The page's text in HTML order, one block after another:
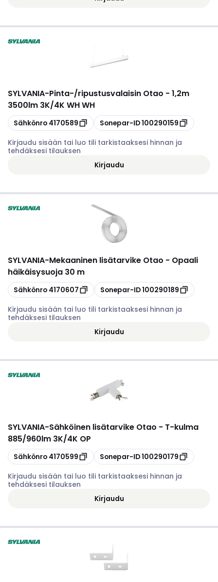
SYLVANIA-Pinta-/ripustusvalaisin Otao - 1,2m
3500lm 3K/4K WH WH
Kopioi
Sähkönro 4170589 Kopioi
Sonepar-ID100290159
Kirjaudu sisään tai luo tili tarkistaaksesi hinnan ja
tehdäksesi tilauksen
Kirjaudu
SYLVANIA-Mekaaninen lisätarvike Otao - Opaali
häikäisysuoja 30 m
Kopioi
Sähkönro 4170607 Kopioi
Sonepar-ID100290189
Kirjaudu sisään tai luo tili tarkistaaksesi hinnan ja
tehdäksesi tilauksen
Kirjaudu
SYLVANIA-Sähköinen lisätarvike Otao - T-kulma
885/960lm 3K/4K OP
Kopioi
Sähkönro 4170599 Kopioi
Sonepar-ID100290179
Kirjaudu sisään tai luo tili tarkistaaksesi hinnan ja
tehdäksesi tilauksen
Kirjaudu